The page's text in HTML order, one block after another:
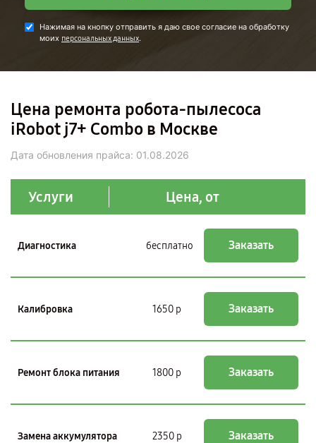
Нажимая на кнопку отправить я даю свое согласие на обработку
моих персональных данных.
Цена ремонта робота-пылесоса
iRobot j7+ Combo в Москве
Дата обновления прайса: 01.08.2026
Услуги Цена, от
Диагностика бесплатно Заказать
Калибровка 1650 р Заказать
Ремонт блока питания 1800 р Заказать
Замена аккумулятора 2350 р Заказать